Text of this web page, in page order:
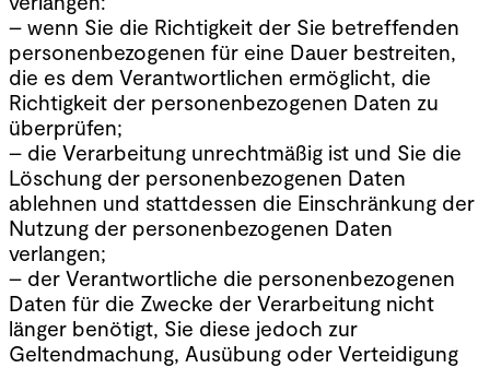
– wenn Sie die Richtigkeit der Sie betreffenden
personenbezogenen für eine Dauer bestreiten,
die es dem Verantwortlichen ermöglicht, die
Richtigkeit der personenbezogenen Daten zu
überprüfen;
– die Verarbeitung unrechtmäßig ist und Sie die
Löschung der personenbezogenen Daten
ablehnen und stattdessen die Einschränkung der
Nutzung der personenbezogenen Daten
verlangen;
– der Verantwortliche die personenbezogenen
Daten für die Zwecke der Verarbeitung nicht
länger benötigt, Sie diese jedoch zur
Geltendmachung, Ausübung oder Verteidigung